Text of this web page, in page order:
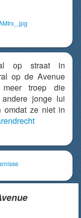
op straat in
op de Avenue
troep die
jonge lui
omdat ze niet in